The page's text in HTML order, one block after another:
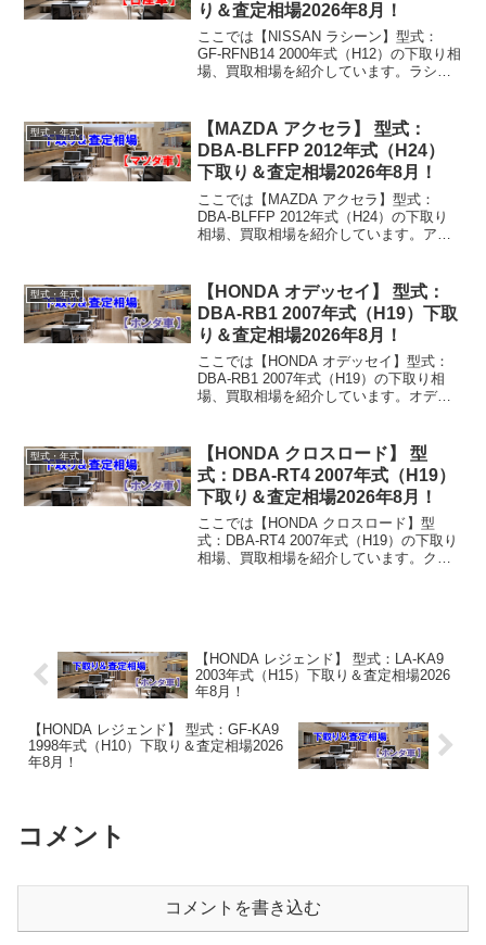
り＆査定相場2026年8月！
ここでは【NISSAN ラシーン】型式：
GF-RFNB14 2000年式（H12）の下取り相
場、買取相場を紹介しています。ラシー
円～2万円買取り相場：...
型式・年式
【MAZDA アクセラ】 型式：
DBA-BLFFP 2012年式（H24）
下取り＆査定相場2026年8月！
ここでは【MAZDA アクセラ】型式：
DBA-BLFFP 2012年式（H24）の下取り
相場、買取相場を紹介しています。アク
万円～114万円買取り相場...
型式・年式
【HONDA オデッセイ】 型式：
DBA-RB1 2007年式（H19）下取
り＆査定相場2026年8月！
ここでは【HONDA オデッセイ】型式：
DBA-RB1 2007年式（H19）の下取り相
場、買取相場を紹介しています。オデッ
円～76万円買取り相場：マイ...
型式・年式
【HONDA クロスロード】 型
式：DBA-RT4 2007年式（H19）
下取り＆査定相場2026年8月！
ここでは【HONDA クロスロード】型
式：DBA-RT4 2007年式（H19）の下取り
相場、買取相場を紹介しています。クロ
【HONDA レジェンド】 型式：LA-KA9
2003年式（H15）下取り＆査定相場2026
年8月！
【HONDA レジェンド】 型式：GF-KA9
1998年式（H10）下取り＆査定相場2026
年8月！
コメント
コメントを書き込む